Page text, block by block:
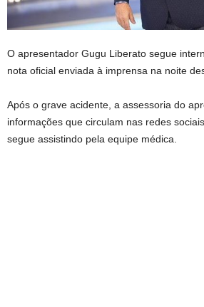
O apresentador Gugu Liberato segue
nota oficial enviada à imprensa na noite
Após o grave acidente, a assessoria do
informações que circulam nas redes
segue assistindo pela equipe médica.